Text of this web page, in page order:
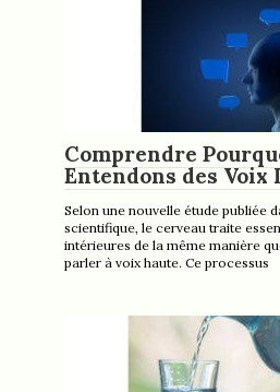
Comprendre
Entendons des
Selon une nouvelle étude publiée
scientifique, le cerveau traite
intérieures de la même manière
parler à voix haute. Ce processus